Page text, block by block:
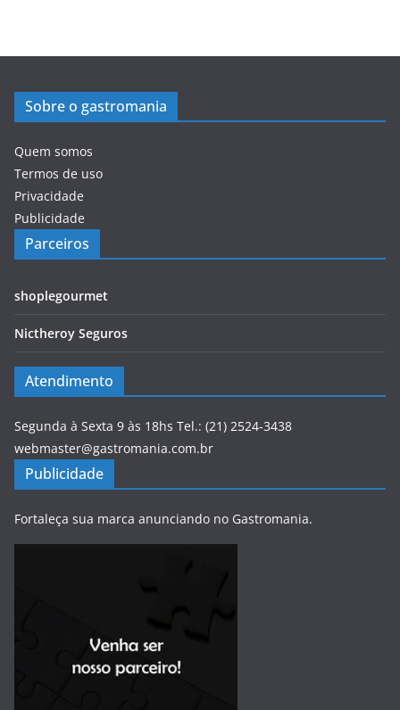
Sobre o gastromania
Quem somos
Termos de uso
Privacidade
Publicidade
Parceiros
shoplegourmet
Nictheroy Seguros
Atendimento
Segunda à Sexta 9 às 18hs Tel.: (21) 2524-3438
webmaster@gastromania.com.br
Publicidade
Fortaleça sua marca anunciando no Gastromania.